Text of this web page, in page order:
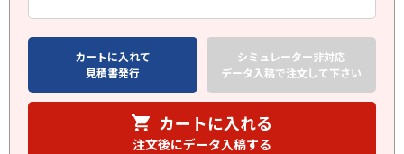
カートに入れて
見積書発行
シミュレーター非対応
データ入稿で注文して下さい
カートに入れる
注文後にデータ入稿する